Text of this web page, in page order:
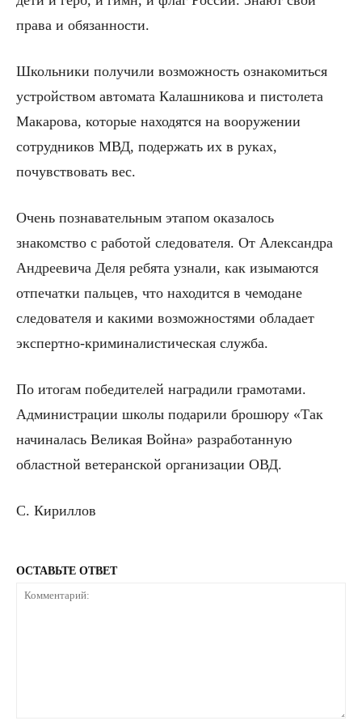
права и обязанности.
Школьники получили возможность ознакомиться
устройством автомата Калашникова и пистолета
Макарова, которые находятся на вооружении
сотрудников МВД, подержать их в руках,
почувствовать вес.
Очень познавательным этапом оказалось
знакомство с работой следователя. От Александра
Андреевича Деля ребята узнали, как изымаются
отпечатки пальцев, что находится в чемодане
следователя и какими возможностями обладает
экспертно-криминалистическая служба.
По итогам победителей наградили грамотами.
Администрации школы подарили брошюру «Так
начиналась Великая Война» разработанную
областной ветеранской организации ОВД.
С. Кириллов
ОСТАВЬТЕ ОТВЕТ